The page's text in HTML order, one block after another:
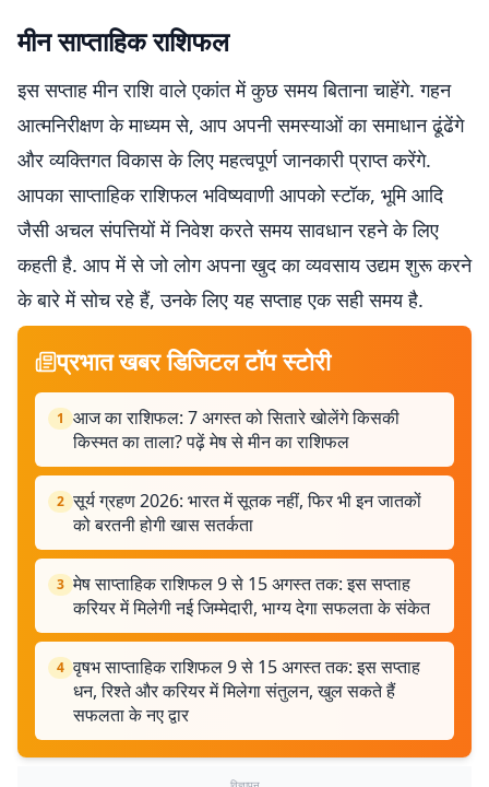
मीन साप्ताहिक राशिफल
इस सप्ताह मीन राशि वाले एकांत में कुछ समय बिताना चाहेंगे. गहन
आत्मनिरीक्षण के माध्यम से, आप अपनी समस्याओं का समाधान ढूंढेंगे
और व्यक्तिगत विकास के लिए महत्वपूर्ण जानकारी प्राप्त करेंगे.
आपका साप्ताहिक राशिफल भविष्यवाणी आपको स्टॉक, भूमि आदि
जैसी अचल संपत्तियों में निवेश करते समय सावधान रहने के लिए
कहती है. आप में से जो लोग अपना खुद का व्यवसाय उद्यम शुरू करने
के बारे में सोच रहे हैं, उनके लिए यह सप्ताह एक सही समय है.
प्रभात खबर डिजिटल टॉप स्टोरी
1 आज का राशिफल: 7 अगस्त को सितारे खोलेंगे किसकी
किस्मत का ताला? पढ़ें मेष से मीन का राशिफल
2 सूर्य ग्रहण 2026: भारत में सूतक नहीं, फिर भी इन जातकों
को बरतनी होगी खास सतर्कता
3 मेष साप्ताहिक राशिफल 9 से 15 अगस्त तक: इस सप्ताह
करियर में मिलेगी नई जिम्मेदारी, भाग्य देगा सफलता के संकेत
4 वृषभ साप्ताहिक राशिफल 9 से 15 अगस्त तक: इस सप्ताह
धन, रिश्ते और करियर में मिलेगा संतुलन, खुल सकते हैं
सफलता के नए द्वार